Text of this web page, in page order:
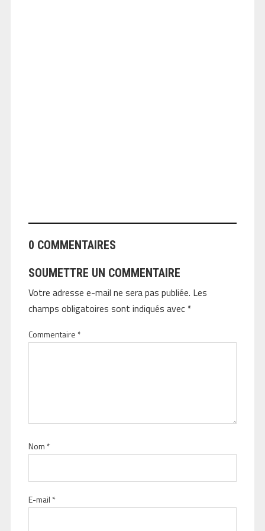
0 COMMENTAIRES
SOUMETTRE UN COMMENTAIRE
Votre adresse e-mail ne sera pas publiée. Les
champs obligatoires sont indiqués avec *
Commentaire *
Nom *
E-mail *